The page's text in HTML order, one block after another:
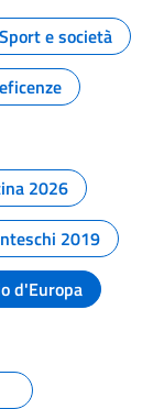
Sport e società
2026
2019
d'Europa